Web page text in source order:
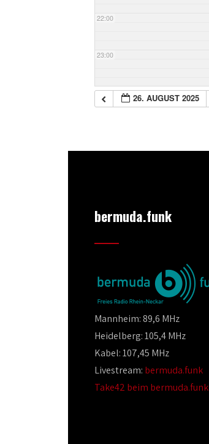
22:00
23:00
26. AUGUST 2025
bermuda.funk
Mannheim: 89,6 MHz
Heidelberg: 105,4 MHz
Kabel: 107,45 MHz
Livestream: bermuda.funk
Take42 beim bermuda.funk